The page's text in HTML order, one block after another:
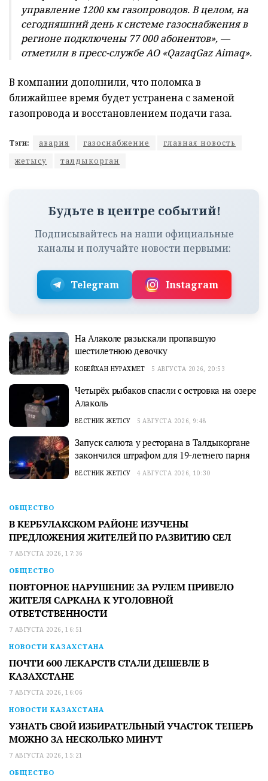
управление 1200 км газопроводов. В целом, на
сегодняшний день к системе газоснабжения в
регионе подключены 77 000 абонентов», —
отметили в пресс-службе АО «QazaqGaz Aimaq».
В компании дополнили, что поломка в
ближайшее время будет устранена с заменой
газопровода и восстановлением подачи газа.
Тэги: авария газоснабжение
главная новость
жетысу
талдыкорган
Будьте в центре событий!
Подписывайтесь на наши официальные
каналы и получайте новости первыми:
Telegram Instagram
На Алаколе разыскали пропавшую
шестилетнюю девочку
КОБЕЙХАН НУРАХМЕТ 5 АВГУСТА 2026, 20:53
Четырёх рыбаков спасли с островка на озере
Алаколь
ВЕСТНИК ЖЕТІСУ 5 АВГУСТА 2026, 9:48
Запуск салюта у ресторана в Талдыкоргане
закончился штрафом для 19-летнего парня
ВЕСТНИК ЖЕТІСУ 4 АВГУСТА 2026, 10:30
ОБЩЕСТВО
В КЕРБУЛАКСКОМ РАЙОНЕ ИЗУЧЕНЫ
ПРЕДЛОЖЕНИЯ ЖИТЕЛЕЙ ПО РАЗВИТИЮ СЕЛ
7 АВГУСТА 2026, 17:36
ОБЩЕСТВО
ПОВТОРНОЕ НАРУШЕНИЕ ЗА РУЛЕМ ПРИВЕЛО
ЖИТЕЛЯ САРКАНА К УГОЛОВНОЙ
ОТВЕТСТВЕННОСТИ
7 АВГУСТА 2026, 16:51
НОВОСТИ КАЗАХСТАНА
ПОЧТИ 600 ЛЕКАРСТВ СТАЛИ ДЕШЕВЛЕ В
КАЗАХСТАНЕ
7 АВГУСТА 2026, 16:06
НОВОСТИ КАЗАХСТАНА
УЗНАТЬ СВОЙ ИЗБИРАТЕЛЬНЫЙ УЧАСТОК ТЕПЕРЬ
МОЖНО ЗА НЕСКОЛЬКО МИНУТ
7 АВГУСТА 2026, 15:21
ОБЩЕСТВО